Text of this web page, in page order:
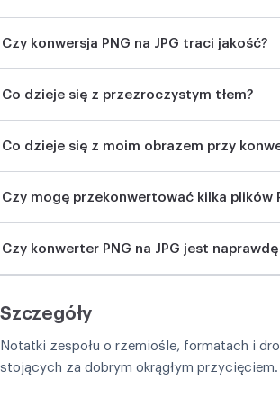
Czy konwersja PNG na JPG traci jakość?
Co dzieje się z przezroczystym tłem?
Co dzieje się z moim obrazem przy
Czy mogę przekonwertować kilka plików
Czy konwerter PNG na JPG jest
Szczegóły
Notatki zespołu o rzemiośle, formatach i
stojących za dobrym okrągłym przycięciem.